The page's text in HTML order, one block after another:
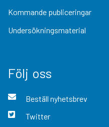
Kommande publiceringar
Undersökningsmaterial
Följ oss
Beställ nyhetsbrev
Twitter